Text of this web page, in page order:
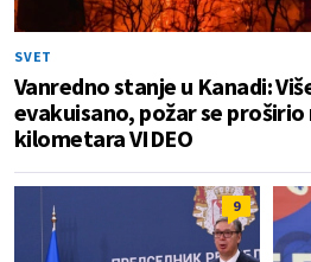
SVET
Vanredno stanje u Kanadi:
evakuisano, požar se
kilometara VIDEO
9